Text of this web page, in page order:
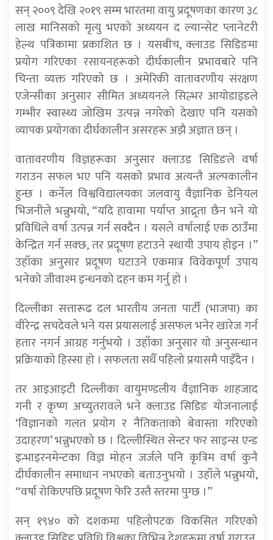
सन् २००९ देखि २०१९ सम्म भारतमा वायु प्रदूषणका कारण ३८
लाख मानिसको मृत्यु भएको अध्ययन द ल्यान्सेट प्लानेटरी
हेल्थ पत्रिकामा प्रकाशित छ । यसबीच, क्लाउड सिडिङमा
प्रयोग गरिएका रसायनहरूको दीर्घकालीन प्रभावबारे पनि
चिन्ता व्यक्त गरिएको छ । अमेरिकी वातावरणीय संरक्षण
एजेन्सीका अनुसार सीमित अध्ययनले सिल्भर आयोडाइडले
गम्भीर स्वास्थ्य जोखिम उत्पन्न नगरेको देखाए पनि यसको
व्यापक प्रयोगका दीर्घकालीन असरहरू अझै अज्ञात छन् ।
वातावरणीय विज्ञहरूका अनुसार क्लाउड सिडिङले वर्षा
गराउन सफल भए पनि यसको प्रभाव अत्यन्तै अल्पकालीन
हुन्छ । कर्नेल विश्वविद्यालयका जलवायु वैज्ञानिक डेनियल
भिजनीले भन्नुभयो, “यदि हावामा पर्याप्त आद्र्रता छैन भने यो
प्रविधिले वर्षा उत्पन्न गर्न सक्दैन । यसले वर्षालाई एक ठाउँमा
केन्द्रित गर्न सक्छ, तर प्रदूषण हटाउने स्थायी उपाय होइन ।”
उहाँका अनुसार प्रदूषण घटाउने एकमात्र विवेकपूर्ण उपाय
भनेको जीवाश्म इन्धनको दहन कम गर्नु हो ।
दिल्लीका सत्तारूढ दल भारतीय जनता पार्टी (भाजपा) का
वीरेन्द्र सचदेवले भने यस प्रयासलाई असफल भनेर खारेज गर्न
हतार नगर्न आग्रह गर्नुभयो । उहाँका अनुसार यो अनुसन्धान
प्रक्रियाको हिस्सा हो । सफलता सधैँ पहिलो प्रयासमै पाइँदैन ।
तर आइआइटी दिल्लीका वायुमण्डलीय वैज्ञानिक शाहजाद
गनी र कृष्ण अच्युतरावले भने क्लाउड सिडिङ योजनालाई
‘विज्ञानको गलत प्रयोग र नैतिकताको बेवास्ता गरिएको
उदाहरण’ भन्नुभएको छ । दिल्लीस्थित सेन्टर फर साइन्स एन्ड
इन्भाइरनमेन्टका विज्ञ मोहन जर्जले पनि कृत्रिम वर्षा कुनै
दीर्घकालीन समाधान नभएको बताउनुभयो । उहाँले भन्नुभयो,
“वर्षा रोकिएपछि प्रदूषण फेरि उस्तै स्तरमा पुग्छ ।”
सन् १९४० को दशकमा पहिलोपटक विकसित गरिएको